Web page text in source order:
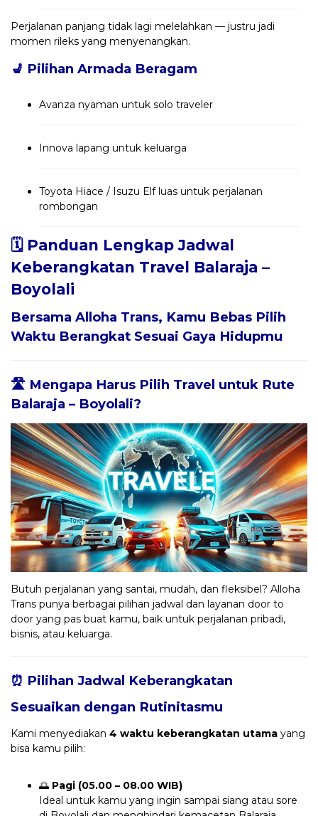
Perjalanan panjang tidak lagi melelahkan — justru jadi
momen rileks yang menyenangkan.
💺 Pilihan Armada Beragam
Avanza nyaman untuk solo traveler
Innova lapang untuk keluarga
Toyota Hiace / Isuzu Elf luas untuk perjalanan
rombongan
🗓️ Panduan Lengkap Jadwal
Keberangkatan Travel Balaraja –
Boyolali
Bersama Alloha Trans, Kamu Bebas Pilih
Waktu Berangkat Sesuai Gaya Hidupmu
🛣️ Mengapa Harus Pilih Travel untuk Rute
Balaraja – Boyolali?
Butuh perjalanan yang santai, mudah, dan fleksibel? Alloha
Trans punya berbagai pilihan jadwal dan layanan door to
door yang pas buat kamu, baik untuk perjalanan pribadi,
bisnis, atau keluarga.
⏰ Pilihan Jadwal Keberangkatan
Sesuaikan dengan Rutinitasmu
Kami menyediakan 4 waktu keberangkatan utama yang
bisa kamu pilih:
🌅 Pagi (05.00 – 08.00 WIB)
Ideal untuk kamu yang ingin sampai siang atau sore